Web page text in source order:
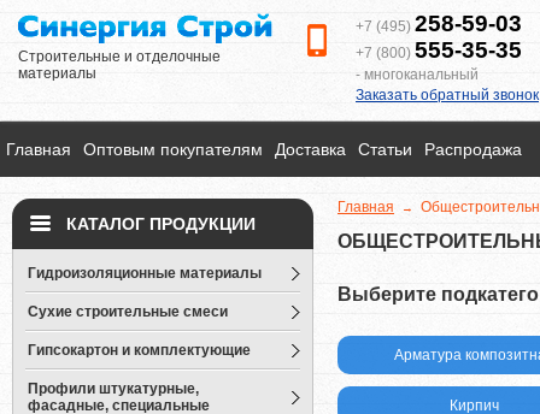
Cтроительные и отделочные
материалы
+7 (495) 258-59-03
+7 (800) 555-35-35
- многоканальный
Заказать обратный звонок
Главная Оптовым покупателям Доставка Статьи Распродажа
Главная →
Выберите
Арматура
Кирпич
КАТАЛОГ ПРОДУКЦИИ
Гидроизоляционные материалы
Сухие строительные смеси
Гипсокартон и комплектующие
Профили штукатурные,
фасадные, специальные